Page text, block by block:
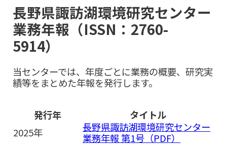
小 中 大

データベース

長野県諏訪湖環境研究センター
業務年報（ISSN：2760-
5914）
当センターでは、年度ごとに業務の概要、研究実
績等をまとめた年報を発行します。
発行年
タイトル
2025年
長野県諏訪湖環境研究センター
業務年報 第1号（PDF）